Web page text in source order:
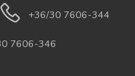
+36/30 7606-344
7606-346